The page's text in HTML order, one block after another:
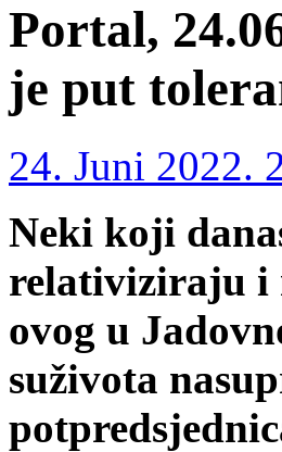
Portal,
je put
24. Juni 2022.
Neki koji
relativiziraju i
ovog u
suživota